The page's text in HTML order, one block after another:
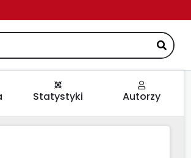
Statystyki Autorzy